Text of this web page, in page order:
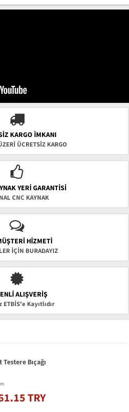
KARGO İMKANI
ÜCRETSİZ KARGO
YERI GARANTISI
CNC KAYNAK
HİZMETİ
İÇİN BURADAYIZ
ALIŞVERIŞ
Kayıtlıdır
Bıçağı
TRY